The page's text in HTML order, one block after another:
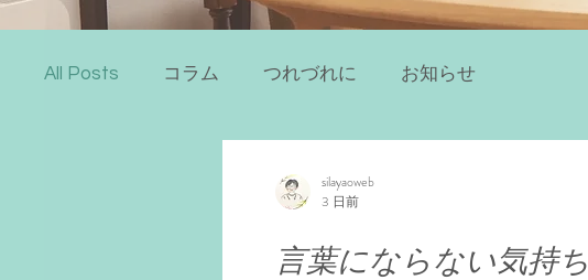
All Posts コラム つれづれに お知らせ
言葉にならない気持ち
silayaoweb
3 日前